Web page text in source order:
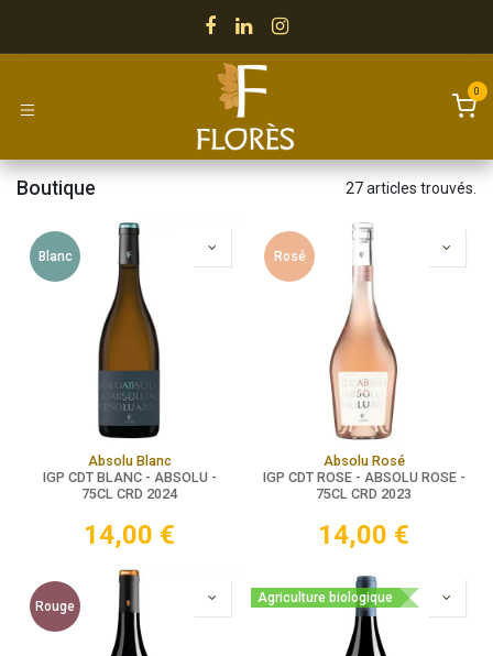
0
Boutique 27 articles trouvés.
Blanc
Absolu Blanc
IGP CDT BLANC - ABSOLU -
75CL CRD 2024
14,00 €
Rosé
Absolu Rosé
IGP CDT ROSE - ABSOLU ROSE -
75CL CRD 2023
14,00 €
Rouge
Agriculture biologique